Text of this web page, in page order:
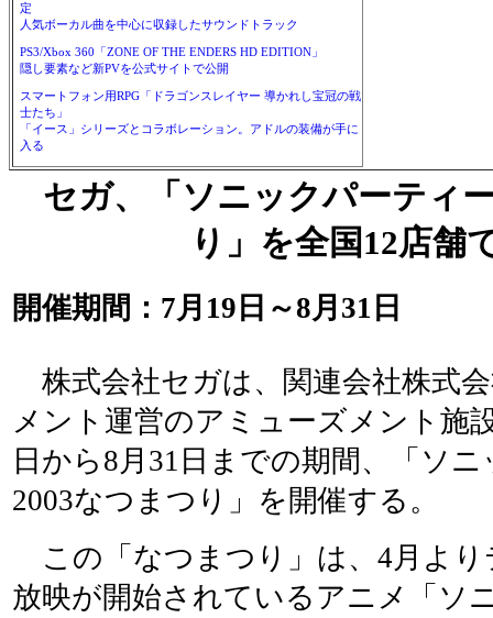
定
人気ボーカル曲を中心に収録したサウンドトラック
PS3/Xbox 360「ZONE OF THE ENDERS HD EDITION」
隠し要素など新PVを公式サイトで公開
スマートフォン用RPG「ドラゴンスレイヤー 導かれし宝冠の戦
士たち」
「イース」シリーズとコラボレーション。アドルの装備が手に
入る
セガ、「ソニックパーティ
り」を全国12店舗
開催期間：7月19日～8月31日
株式会社セガは、関連会社株式
メント運営のアミューズメント施
日から8月31日までの期間、「ソ
2003なつまつり」を開催する。
この「なつまつり」は、4月より
放映が開始されているアニメ「ソ